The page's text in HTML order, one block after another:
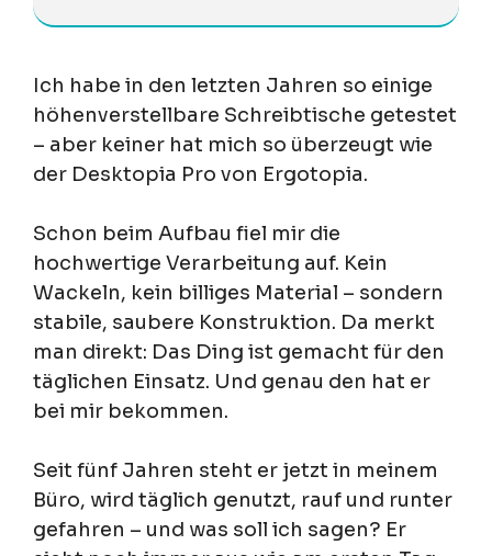
Ich habe in den letzten Jahren so einige
höhenverstellbare Schreibtische getestet
– aber keiner hat mich so überzeugt wie
der Desktopia Pro von Ergotopia.
Schon beim Aufbau fiel mir die
hochwertige Verarbeitung auf. Kein
Wackeln, kein billiges Material – sondern
stabile, saubere Konstruktion. Da merkt
man direkt: Das Ding ist gemacht für den
täglichen Einsatz. Und genau den hat er
bei mir bekommen.
Seit fünf Jahren steht er jetzt in meinem
Büro, wird täglich genutzt, rauf und runter
gefahren – und was soll ich sagen? Er